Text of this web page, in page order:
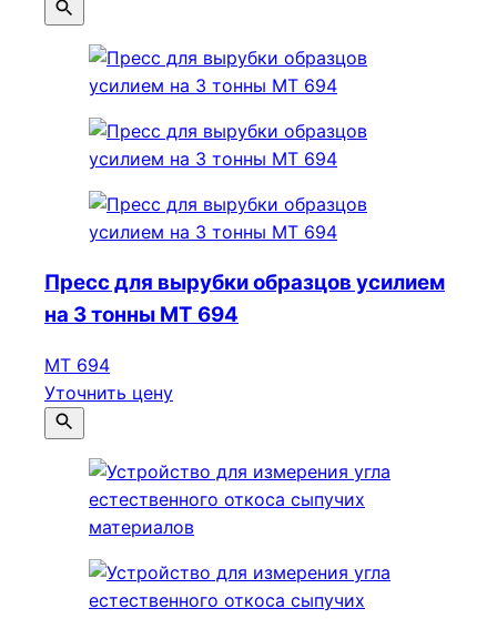
Пресс для вырубки образцов усилием
на 3 тонны МТ 694
МТ 694
Уточнить цену